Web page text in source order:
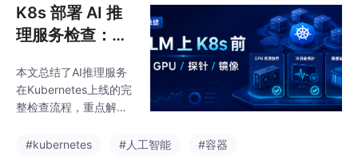
入模型日志的细节排
查。最后
mpose文件确认镜像、
端口和挂载配置；4)排
查挂载路径权限问题；
代理；6)处理PhotoPris
m和Jellyfin索引任务耗
时问题。文章提供了详
题解决方案，建议按
K8s 部署 AI 推
理服务检查：GP
和回滚
本文总结了AI推理服务
在Kubernetes上线的完
整检查流程，重点解决
验证、GPU节点配置、
#kubernetes #人工智能 #容器